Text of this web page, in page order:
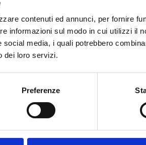
contenuti ed annunci, per fornire
informazioni sul modo in cui utilizzi il
social media, i quali potrebbero
dei loro servizi.
Preferenze